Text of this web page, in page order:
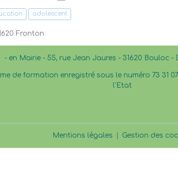
adolescent
Fronton
en Mairie - 55, rue Jean Jaures - 31620 Bouloc -
de formation enregistré sous le numéro 73 31
l'Etat
Mentions légales Gestion des